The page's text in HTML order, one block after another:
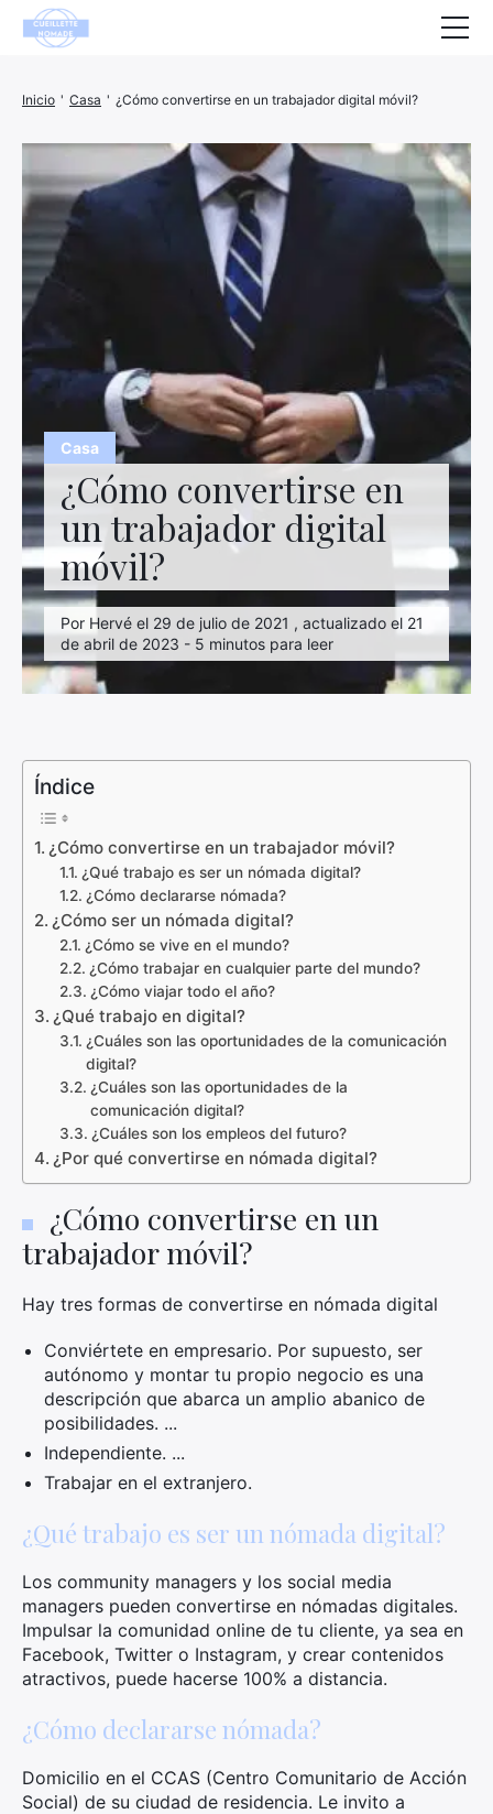
Casa
¿Cómo convertirse en
un trabajador digital
móvil?
Por Hervé el 29 de julio de 2021 , actualizado el 21
de abril de 2023 - 5 minutos para leer
Inicio ' Casa ' ¿Cómo convertirse en un trabajador digital móvil?
Índice
¿Cómo convertirse en un trabajador móvil?
¿Qué trabajo es ser un nómada digital?
¿Cómo declararse nómada?
¿Cómo ser un nómada digital?
¿Cómo se vive en el mundo?
¿Cómo trabajar en cualquier parte del mundo?
¿Cómo viajar todo el año?
¿Qué trabajo en digital?
¿Cuáles son las oportunidades de la comunicación
digital?
¿Cuáles son las oportunidades de la
comunicación digital?
¿Cuáles son los empleos del futuro?
¿Por qué convertirse en nómada digital?
¿Cómo convertirse en un
trabajador móvil?
Hay tres formas de convertirse en nómada digital
Conviértete en empresario. Por supuesto, ser
autónomo y montar tu propio negocio es una
descripción que abarca un amplio abanico de
posibilidades. ...
Independiente. ...
Trabajar en el extranjero.
¿Qué trabajo es ser un nómada digital?
Los community managers y los social media
managers pueden convertirse en nómadas digitales.
Impulsar la comunidad online de tu cliente, ya sea en
Facebook, Twitter o Instagram, y crear contenidos
atractivos, puede hacerse 100% a distancia.
¿Cómo declararse nómada?
Domicilio en el CCAS (Centro Comunitario de Acción
Social) de su ciudad de residencia. Le invito a
Decoración
Casa
Bienestar
Empresa
Finanzas
Ocio